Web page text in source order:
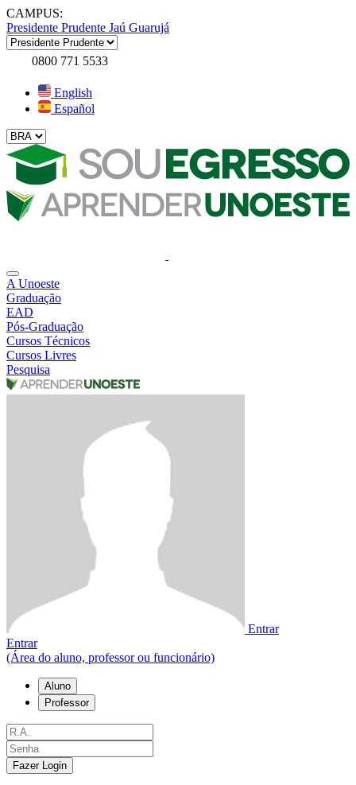
CAMPUS:
Presidente Prudente Jaú Guarujá
0800 771 5533
English
Español
A Unoeste
Graduação
EAD
Pós-Graduação
Cursos Técnicos
Cursos Livres
Pesquisa
Entrar
Entrar
(Área do aluno, professor ou funcionário)
Aluno
Professor
Fazer Login